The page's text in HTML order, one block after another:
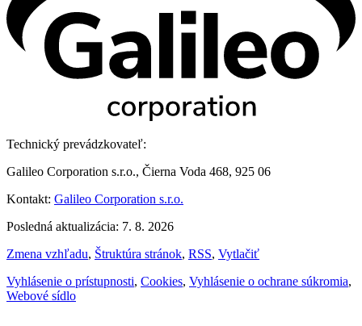
Technický prevádzkovateľ:
Galileo Corporation s.r.o., Čierna Voda 468, 925 06
Kontakt: Galileo Corporation s.r.o.
Posledná aktualizácia: 7. 8. 2026
Zmena vzhľadu, Štruktúra stránok, RSS, Vytlačiť
Vyhlásenie o prístupnosti, Cookies, Vyhlásenie o ochrane súkromia,
Webové sídlo